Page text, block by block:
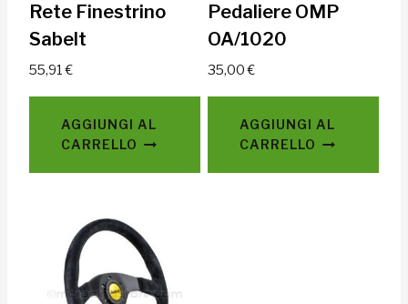
Rete Finestrino
Sabelt
55,91€
AGGIUNGI AL
CARRELLO
Pedaliere OMP
OA/1020
35,00€
AGGIUNGI AL
CARRELLO